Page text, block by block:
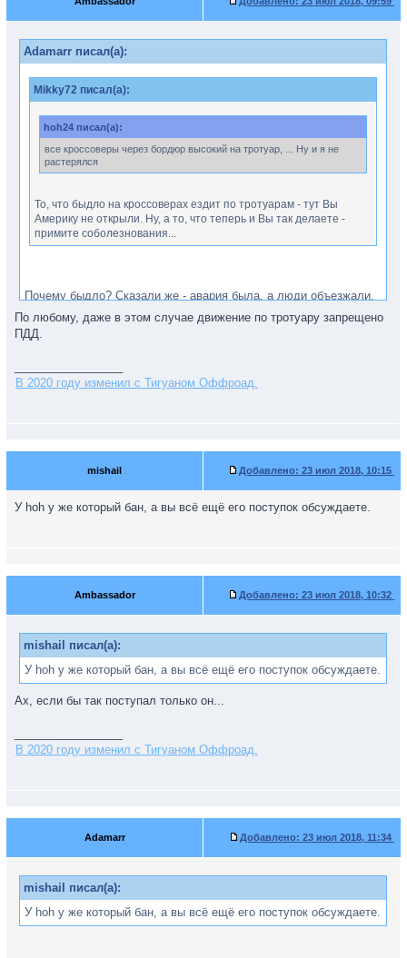
Adamarr писал(а):
Mikky72 писал(а):
hoh24 писал(а):
все кроссоверы через бордюр высокий на тротуар, ... Ну и я не
растерялся
То, что быдло на кроссоверах ездит по тротуарам - тут Вы
Америку не открыли. Ну, а то, что теперь и Вы так делаете -
примите соболезнования...
Почему быдло? Сказали же - авария была, а люди объезжали.
Ну те кто мог.
Те же кто на пузотерках - стояли и задерживали остальных.
По любому, даже в этом случае движение по тротуару запрещено
ПДД.
В 2020 году изменил с Тигуаном Оффроад.
mishail Добавлено: 23 июл 2018, 10:15
У hoh у же который бан, а вы всё ещё его поступок обсуждаете.
Ambassador Добавлено: 23 июл 2018, 10:32
mishail писал(а):
У hoh у же который бан, а вы всё ещё его поступок обсуждаете.
Ах, если бы так поступал только он...
В 2020 году изменил с Тигуаном Оффроад.
Adamarr Добавлено: 23 июл 2018, 11:34
mishail писал(а):
У hoh у же который бан, а вы всё ещё его поступок обсуждаете.